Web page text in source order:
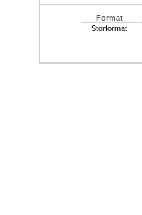
Format
Storformat